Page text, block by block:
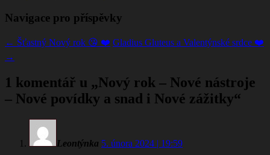
Navigace pro příspěvky
← Šťastný Nový rok 😘 ❤️ Gladius Gluteus a Valentýnské srdce ❤️
→
1 komentář u „Nový rok – Nové nástroje
– Nové povídky a snad i Nové zážitky“
Leontýnka 5. února 2024 | 19:59